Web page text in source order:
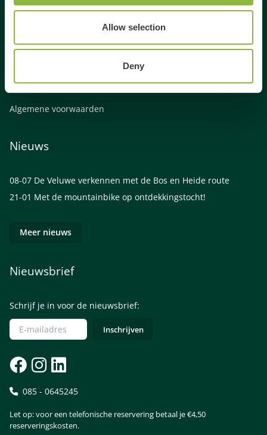
Allow selection
Deny
Vrienden uitje Gelderland
Algemene voorwaarden
Nieuws
08-07 De Veluwe verkennen met de Bos en Heide route
21-01 Met de mountainbike op ontdekkingstocht!
Meer nieuws
Nieuwsbrief
Schrijf je in voor de nieuwsbrief:
085 - 0645245
Let op: voor een telefonische reservering betaal je €4,50
reserveringskosten.